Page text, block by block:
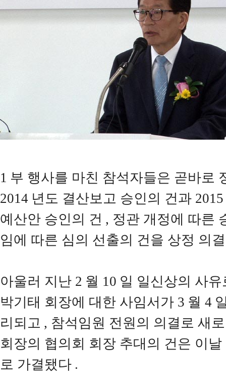
1 부 행사를 마친 참석자들은 곧바로
2014 년도 결산보고 승인의 건과 2015
예산안 승인의 건 , 정관 개정에 따른
임에 따른 심의 선출의 건을 상정 의
아울러 지난 2 월 10 일 일신상의 사
박기태 회장에 대한 사임서가 3 월 4
리되고 , 참석임원 전원의 의결로 새
회장의 협의회 회장 추대의 건은 이
로 가결됐다 .